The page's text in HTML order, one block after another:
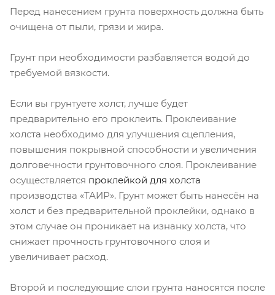
Перед нанесением грунта поверхность должна быть
очищена от пыли, грязи и жира.
Грунт при необходимости разбавляется водой до
требуемой вязкости.
Если вы грунтуете холст, лучше будет
предварительно его проклеить. Проклеивание
холста необходимо для улучшения сцепления,
повышения покрывной способности и увеличения
долговечности грунтовочного слоя. Проклеивание
осуществляется проклейкой для холста
производства «ТАИР». Грунт может быть нанесён на
холст и без предварительной проклейки, однако в
этом случае он проникает на изнанку холста, что
снижает прочность грунтовочного слоя и
увеличивает расход.
Второй и последующие слои грунта наносятся после